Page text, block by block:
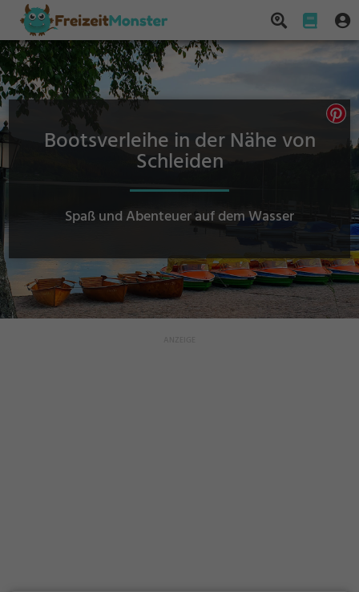
Bootsverleihe in der Nähe von
Schleiden
Spaß und Abenteuer auf dem Wasser